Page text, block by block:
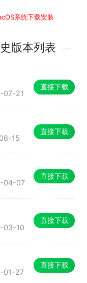
系统下载安装
版本列表
07-21
直接下载
15
直接下载
04-07
直接下载
03-10
直接下载
01-27
直接下载